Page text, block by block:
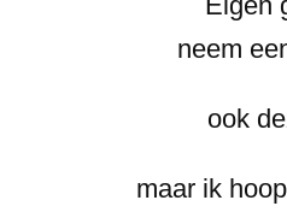
neem
ook
maar ik